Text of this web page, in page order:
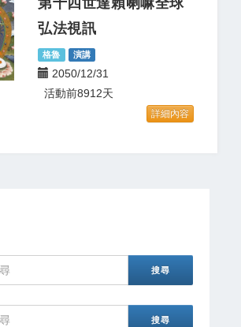
弘法視訊
格魯 演講
2050/12/31
活動前8912天
詳細內容